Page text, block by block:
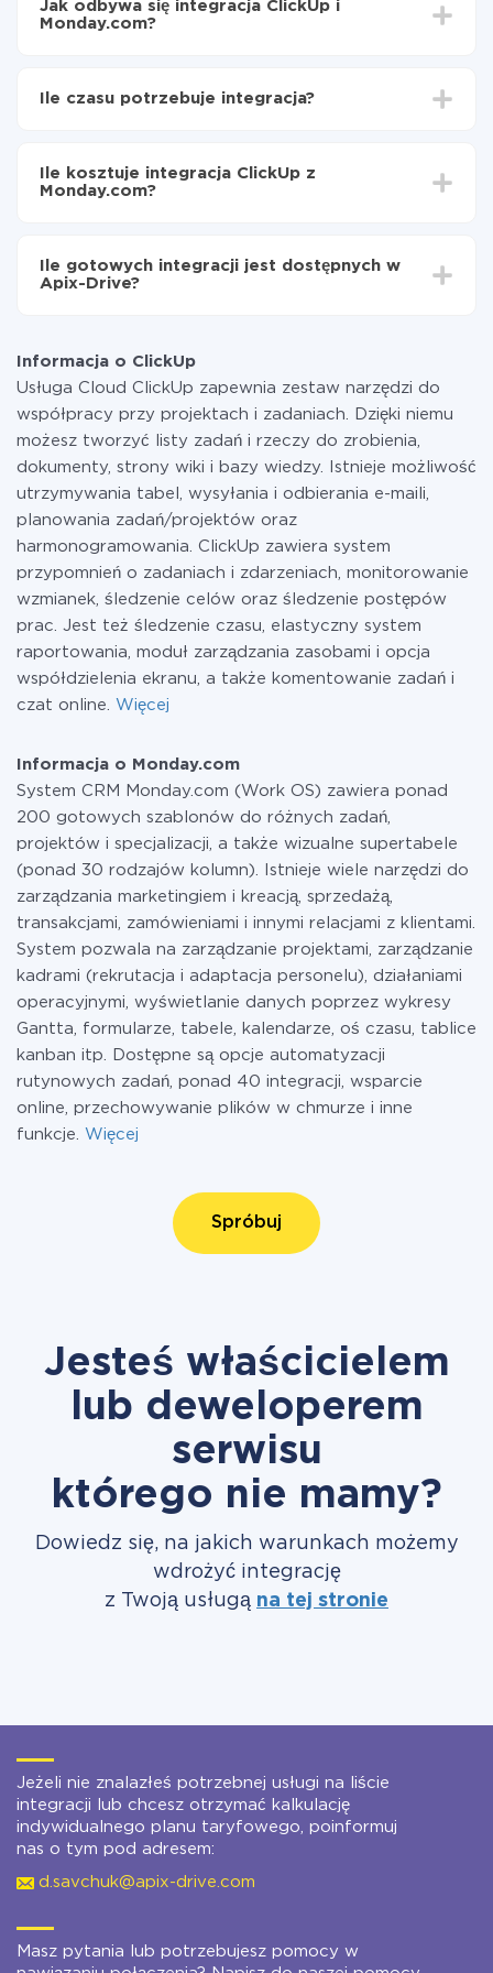
Jak odbywa się integracja ClickUp i
Monday.com?
Monday.com
ClickUp do Monday.com
Ile czasu potrzebuje integracja?
od 5 do 30 minut. Konfiguracja zajmuje średnio 10-15
minut.
Ile kosztuje integracja ClickUp z
Monday.com?
Płacisz tylko za ilość danych, która faktycznie jest
przekazywana z jednego z Twoich systemów do
w razie potrzeby przełączyć się na płatną. Więcej
informacji o taryfach
Ile gotowych integracji jest dostępnych w
Apix-Drive?
Informacja o ClickUp
Usługa Cloud ClickUp zapewnia zestaw narzędzi do
współpracy przy projektach i zadaniach. Dzięki niemu
możesz tworzyć listy zadań i rzeczy do zrobienia,
dokumenty, strony wiki i bazy wiedzy. Istnieje możliwość
utrzymywania tabel, wysyłania i odbierania e-maili,
planowania zadań/projektów oraz
harmonogramowania. ClickUp zawiera system
przypomnień o zadaniach i zdarzeniach, monitorowanie
wzmianek, śledzenie celów oraz śledzenie postępów
prac. Jest też śledzenie czasu, elastyczny system
raportowania, moduł zarządzania zasobami i opcja
współdzielenia ekranu, a także komentowanie zadań i
czat online. Więcej
Informacja o Monday.com
System CRM Monday.com (Work OS) zawiera ponad
200 gotowych szablonów do różnych zadań,
projektów i specjalizacji, a także wizualne supertabele
(ponad 30 rodzajów kolumn). Istnieje wiele narzędzi do
zarządzania marketingiem i kreacją, sprzedażą,
transakcjami, zamówieniami i innymi relacjami z klientami.
System pozwala na zarządzanie projektami, zarządzanie
kadrami (rekrutacja i adaptacja personelu), działaniami
operacyjnymi, wyświetlanie danych poprzez wykresy
Gantta, formularze, tabele, kalendarze, oś czasu, tablice
kanban itp. Dostępne są opcje automatyzacji
rutynowych zadań, ponad 40 integracji, wsparcie
online, przechowywanie plików w chmurze i inne
funkcje. Więcej
Spróbuj
Jesteś właścicielem
lub deweloperem
serwisu
którego nie mamy?
Dowiedz się, na jakich warunkach możemy
wdrożyć integrację
z Twoją usługą na tej stronie
Jeżeli nie znalazłeś potrzebnej usługi na liście
integracji lub chcesz otrzymać kalkulację
indywidualnego planu taryfowego, poinformuj
nas o tym pod adresem:
d.savchuk@apix-drive.com
Masz pytania lub potrzebujesz pomocy w